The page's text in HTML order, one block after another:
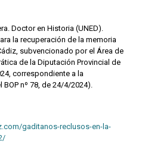
Doctor en Historia (UNED).
la recuperación de la memoria
subvencionado por el Área de
de la Diputación Provincial de
correspondiente a la
nº 78, de 24/4/2024).
gaditanos-reclusos-en-la-